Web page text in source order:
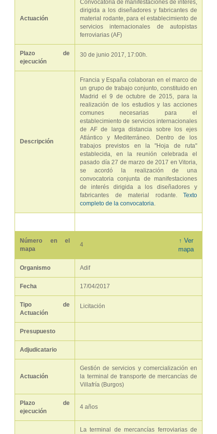
Actuación
Convocatoria de manifestaciones de interés,
dirigida a los diseñadores y fabricantes de
material rodante, para el establecimiento de
servicios internacionales de autopistas
ferroviarias (AF)
Plazo de
ejecución
30 de junio 2017, 17:00h.
Descripción
Francia y España colaboran en el marco de
un grupo de trabajo conjunto, constituido en
Madrid el 9 de octubre de 2015, para la
realización de los estudios y las acciones
comunes necesarias para el
establecimiento de servicios internacionales
de AF de larga distancia sobre los ejes
Atlántico y Mediterráneo. Dentro de los
trabajos previstos en la "Hoja de ruta"
establecida, en la reunión celebrada el
pasado día 27 de marzo de 2017 en Vitoria,
se acordó la realización de una
convocatoria conjunta de manifestaciones
de interés dirigida a los diseñadores y
fabricantes de material rodante. Texto
completo de la convocatoria.
Número en el
mapa
4
↑ Ver
mapa
Organismo Adif
Fecha 17/04/2017
Tipo de
Actuación
Licitación
Presupuesto
Adjudicatario
Actuación
Gestión de servicios y comercialización en
la terminal de transporte de mercancías de
Villafría (Burgos)
Plazo de
ejecución
4 años
La terminal de mercancías ferroviarias de